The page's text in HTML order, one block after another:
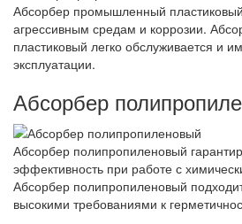
Абсорбер промышленный пластиковый
агрессивным средам и коррозии.
пластиковый легко обслуживается и
эксплуатации.
Абсорбер
Абсорбер полипропиленовый
эффективность при работе с
Абсорбер полипропиленовый
высокими требованиями к